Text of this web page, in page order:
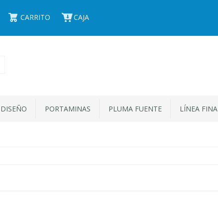
CARRITO CAJA
PORTAMINAS PLUMA FUENTE LÍNEA FINA